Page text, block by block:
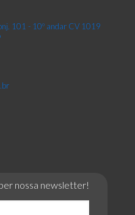
101 - 10º andar CV 1019
nossa newsletter!